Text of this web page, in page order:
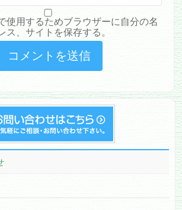
使用するためブラウザーに自分の名
ス、サイトを保存する。